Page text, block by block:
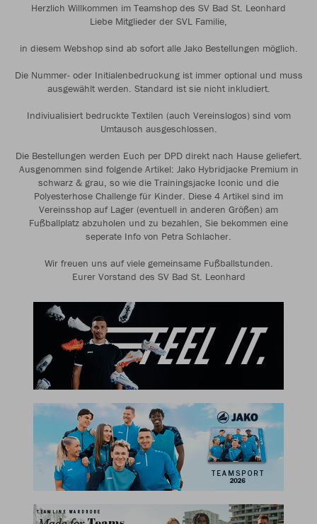
Herzlich Willkommen im Teamshop des SV Bad St. Leonhard
Liebe Mitglieder der SVL Familie,
in diesem Webshop sind ab sofort alle Jako Bestellungen möglich.
Die Nummer- oder Initialenbedruckung ist immer optional und muss
ausgewählt werden. Standard ist sie nicht inkludiert.
Indiviualisiert bedruckte Textilen (auch Vereinslogos) sind vom
Umtausch ausgeschlossen.
Die Bestellungen werden Euch per DPD direkt nach Hause geliefert.
Ausgenommen sind folgende Artikel: Jako Hybridjacke Premium in
schwarz & grau, so wie die Trainingsjacke Iconic und die
Polyesterhose Challenge für Kinder. Diese 4 Artikel sind im
Vereinsshop auf Lager (eventuell in anderen Größen) am
Fußballplatz abzuholen und zu bezahlen, Sie bekommen eine
seperate Info von Petra Schlacher.
Wir freuen uns auf viele gemeinsame Fußballstunden.
Eurer Vorstand des SV Bad St. Leonhard